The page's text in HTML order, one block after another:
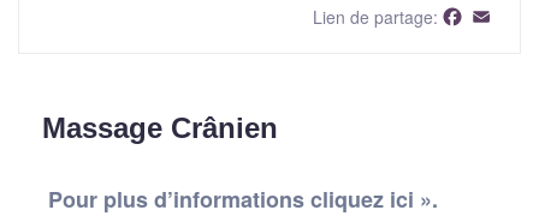
Lien de partage: Facebook
Massage Crânien
Pour plus d’informations cliquez ici ».